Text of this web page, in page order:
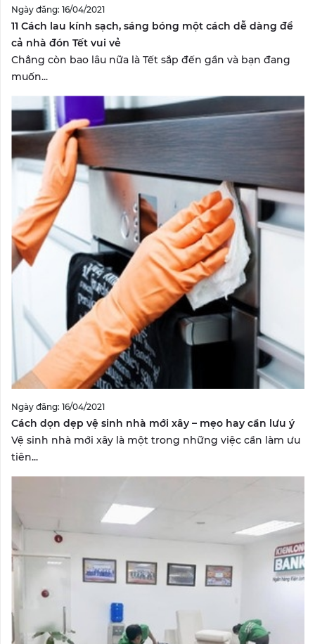
Ngày đăng: 16/04/2021
11 Cách lau kính sạch, sáng bóng một cách dễ dàng để
cả nhà đón Tết vui vẻ
Chẳng còn bao lâu nữa là Tết sắp đến gần và bạn đang
muốn...
Ngày đăng: 16/04/2021
Cách dọn dẹp vệ sinh nhà mới xây – mẹo hay cần lưu ý
Vệ sinh nhà mới xây là một trong những việc cần làm ưu
tiên...